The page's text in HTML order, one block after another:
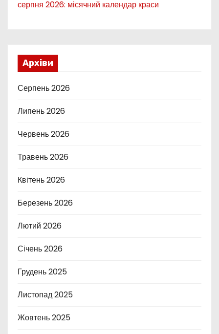
серпня 2026: місячний календар краси
Архіви
Серпень 2026
Липень 2026
Червень 2026
Травень 2026
Квітень 2026
Березень 2026
Лютий 2026
Січень 2026
Грудень 2025
Листопад 2025
Жовтень 2025